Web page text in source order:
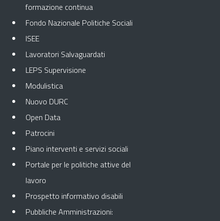
formazione continua
Fondo Nazionale Politiche Sociali
ISEE
Lavoratori Salvaguardati
LEPS Supervisione
Modulistica
Nuovo DURC
Open Data
Patrocini
Piano interventi e servizi sociali
Portale per le politiche attive del
lavoro
Prospetto informativo disabili
Pubbliche Amministrazioni: